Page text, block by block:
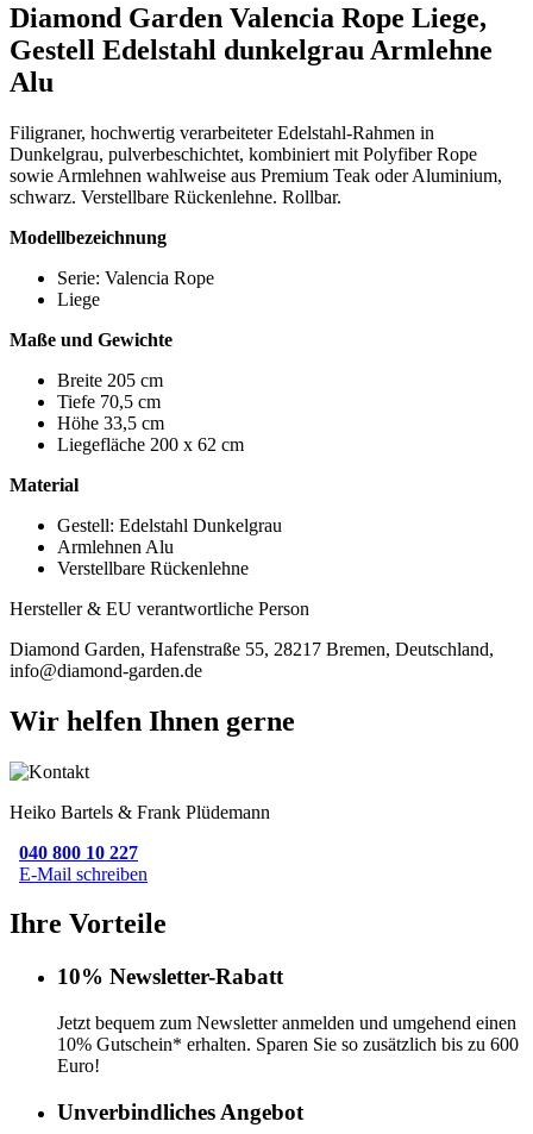
Diamond Garden Valencia Rope Liege,
Gestell Edelstahl dunkelgrau Armlehne
Alu
Filigraner, hochwertig verarbeiteter Edelstahl-Rahmen in
Dunkelgrau, pulverbeschichtet, kombiniert mit Polyfiber Rope
sowie Armlehnen wahlweise aus Premium Teak oder Aluminium,
schwarz. Verstellbare Rückenlehne. Rollbar.
Modellbezeichnung
Serie: Valencia Rope
Liege
Maße und Gewichte
Breite 205 cm
Tiefe 70,5 cm
Höhe 33,5 cm
Liegefläche 200 x 62 cm
Material
Gestell: Edelstahl Dunkelgrau
Armlehnen Alu
Verstellbare Rückenlehne
Hersteller & EU verantwortliche Person
Diamond Garden, Hafenstraße 55, 28217 Bremen, Deutschland,
info@diamond-garden.de
Wir helfen Ihnen gerne
Heiko Bartels & Frank Plüdemann
040 800 10 227
E-Mail schreiben
Ihre Vorteile
10% Newsletter-Rabatt
Jetzt bequem zum Newsletter anmelden und umgehend einen
10% Gutschein* erhalten. Sparen Sie so zusätzlich bis zu 600
Euro!
Unverbindliches Angebot